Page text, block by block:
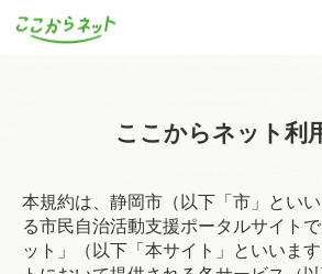
ここからネット利
本規約は、静岡市（以下「市」とい
る市民自治活動支援ポータルサイト
ット」（以下「本サイト」といいま